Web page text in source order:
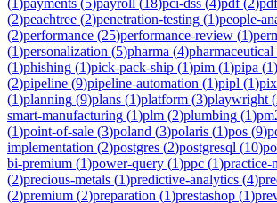
(2)peachtree (2)penetration-testing (1)people-
(2)performance (25)performance-review (1)
(1)personalization (5)pharma (4)pharmaceutical
(1)phishing (1)pick-pack-ship (1)pim (1)pipa (1)
(2)pipeline (9)pipeline-automation (1)pipl (1)
(1)planning (9)plans (1)platform (3)playwright (
smart-manufacturing (1)plm (2)plumbing (1)
(1)point-of-sale (3)poland (3)polaris (1)pos (9)
implementation (2)postgres (2)postgresql (10)
bi-premium (1)power-query (1)ppc (1)practice-
(2)precious-metals (1)predictive-analytics (4)
(2)premium (2)preparation (1)prestashop (1)